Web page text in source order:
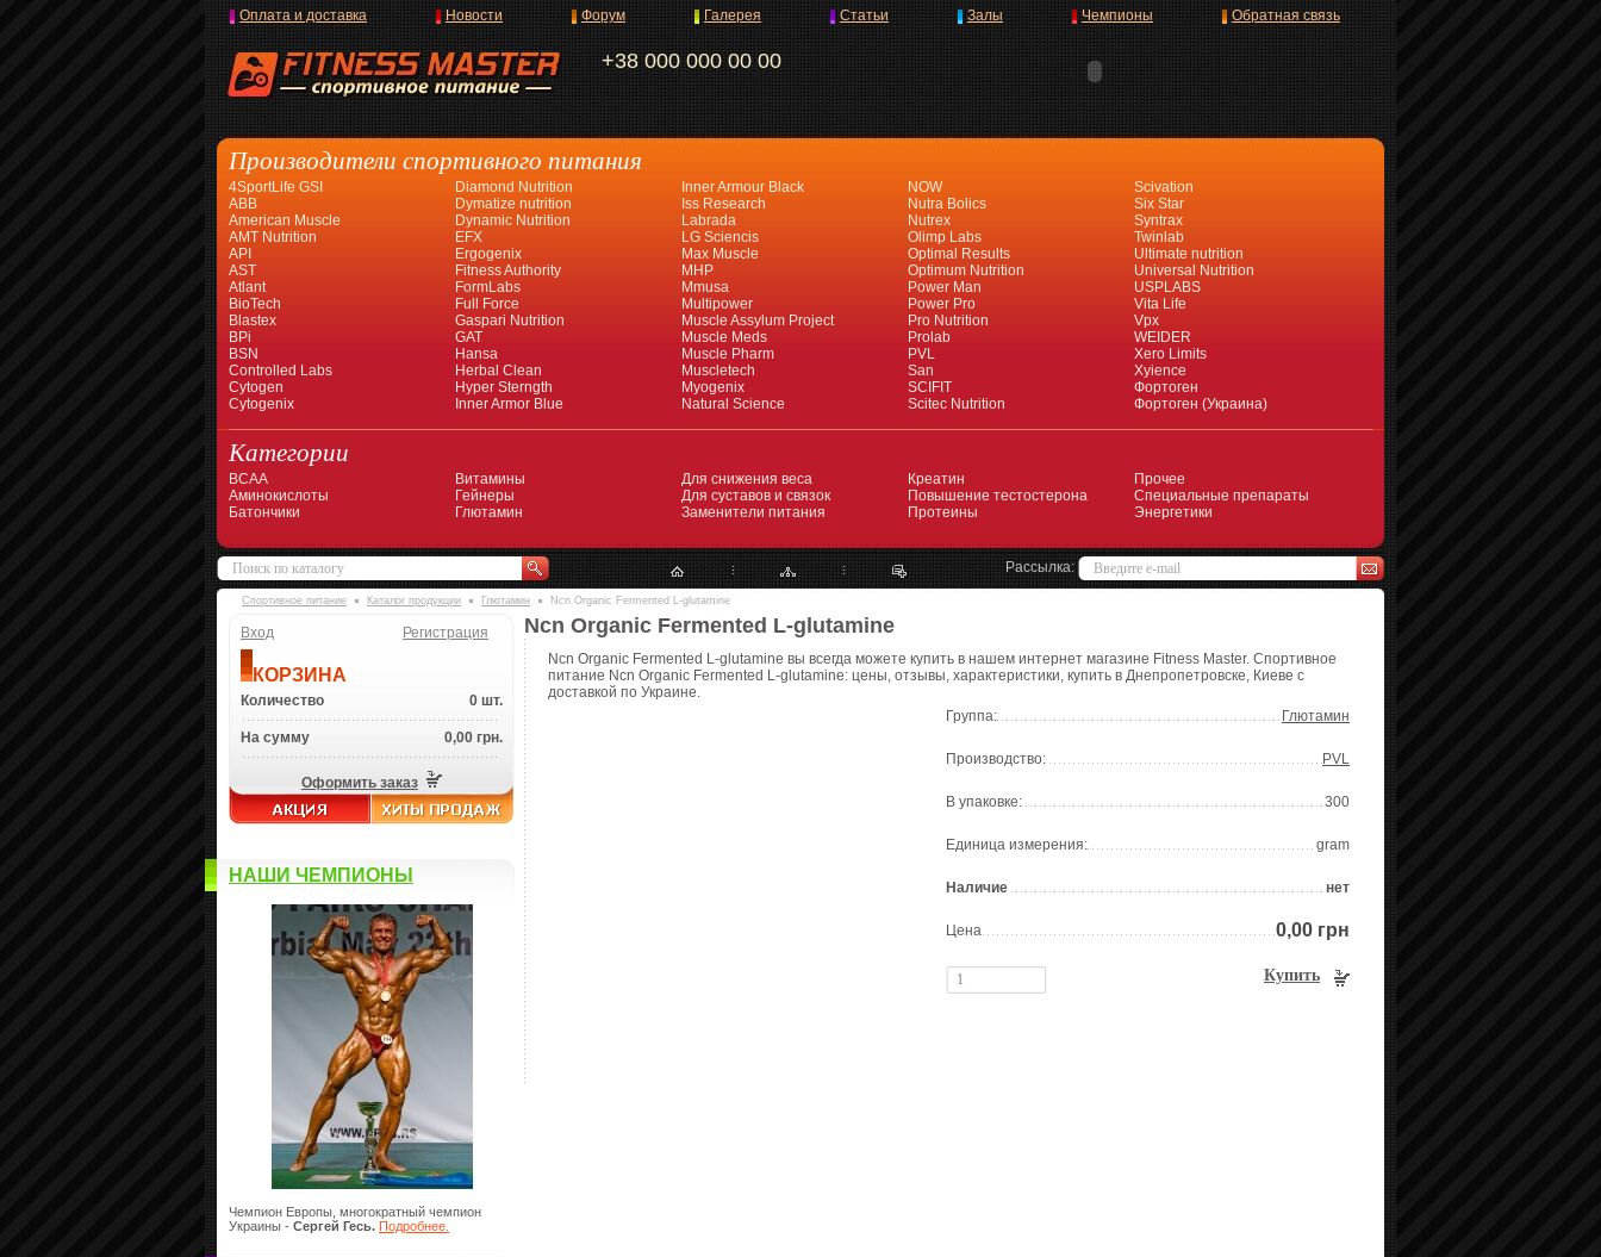
+38 000 000 00 00
Оплата и доставка Новости Форум Галерея Статьи Залы Чемпионы Обратная связь
Производители спортивного питания
4SportLife GSI
ABB
American Muscle
AMT Nutrition
API
AST
Atlant
BioTech
Blastex
BPi
BSN
Controlled Labs
Cytogen
Cytogenix
Diamond Nutrition
Dymatize nutrition
Dynamic Nutrition
EFX
Ergogenix
Fitness Authority
FormLabs
Full Force
Gaspari Nutrition
GAT
Hansa
Herbal Clean
Hyper Sterngth
Inner Armor Blue
Inner Armour Black
Iss Research
Labrada
LG Sciencis
Max Muscle
MHP
Mmusa
Multipower
Muscle Assylum Project
Muscle Meds
Muscle Pharm
Muscletech
Myogenix
Natural Science
NOW
Nutra Bolics
Nutrex
Olimp Labs
Optimal Results
Optimum Nutrition
Power Man
Power Pro
Pro Nutrition
Prolab
PVL
San
SCIFIT
Scitec Nutrition
Scivation
Six Star
Syntrax
Twinlab
Ultimate nutrition
Universal Nutrition
USPLABS
Vita Life
Vpx
WEIDER
Xero Limits
Xyience
Фортоген
Фортоген (Украина)
Категории
BCAA
Аминокислоты
Батончики
Витамины
Гейнеры
Глютамин
Для снижения веса
Для суставов и связок
Заменители питания
Креатин
Повышение тестостерона
Протеины
Прочее
Специальные препараты
Энергетики
Рассылка:
Спортивное питание Каталог продукции Глютамин Ncn Organic Fermented L-glutamine
Вход Регистрация
КОРЗИНА
Количество 0 шт.
На сумму 0,00 грн.
Оформить заказ
НАШИ ЧЕМПИОНЫ
Чемпион Европы, многократный чемпион
Украины - Сергей Гесь. Подробнее.
Ncn Organic Fermented L-glutamine
Ncn Organic Fermented L-glutamine вы всегда можете купить в нашем интернет магазине Fitness Master. Спортивное
питание Ncn Organic Fermented L-glutamine: цены, отзывы, характеристики, купить в Днепропетровске, Киеве с
доставкой по Украине.
Группа:
Глютамин
Производство: PVL
В упаковке: 300
Единица измерения: gram
Наличие нет
Цена 0,00 грн
Купить